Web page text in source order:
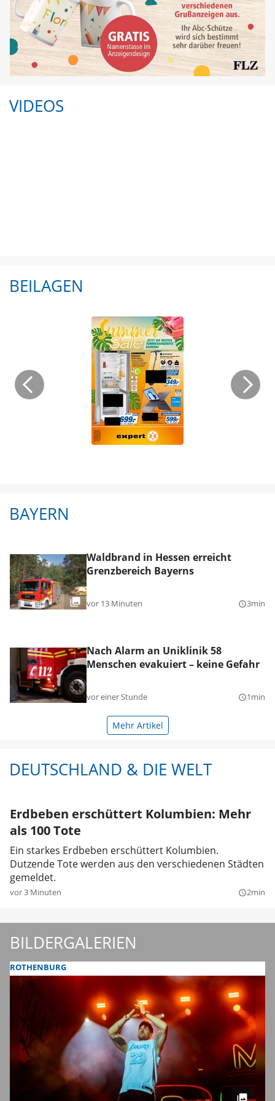
VIDEOS
BEILAGEN
BAYERN
Waldbrand in Hessen erreicht
Grenzbereich Bayerns
vor 13 Minuten query_builder3min
Nach Alarm an Uniklinik 58
Menschen evakuiert – keine Gefahr
vor einer Stunde query_builder1min
Mehr Artikel
DEUTSCHLAND & DIE WELT
Erdbeben erschüttert Kolumbien: Mehr
als 100 Tote
Ein starkes Erdbeben erschüttert Kolumbien.
Dutzende Tote werden aus den verschiedenen Städten
gemeldet.
vor 3 Minuten query_builder2min
BILDERGALERIEN
ROTHENBURG